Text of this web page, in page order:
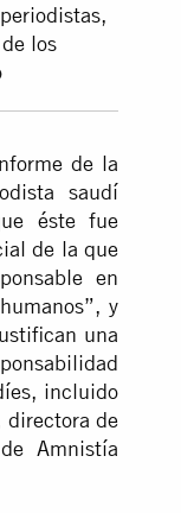
los
de la
saudí
éste fue
de la que
en
y
una
incluido
directora de
Amnistía